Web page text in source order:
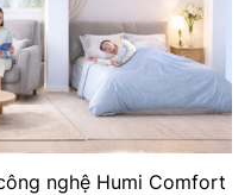
nghệ Humi Comfort